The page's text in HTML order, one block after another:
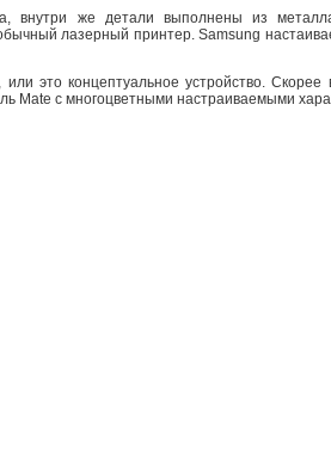
внутри же детали выполнены из
лазерный принтер. Samsung
это концептуальное устройство. Скорее
Mate с многоцветными настраиваемыми